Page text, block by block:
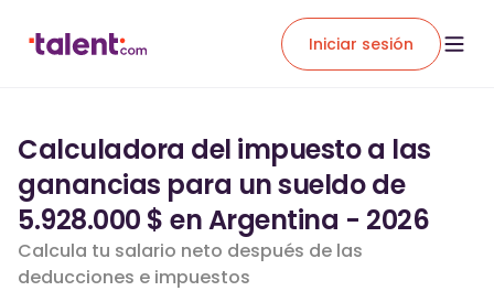
Iniciar sesión
Calculadora del impuesto a las
ganancias para un sueldo de
5.928.000 $ en Argentina - 2026
Calcula tu salario neto después de las
deducciones e impuestos